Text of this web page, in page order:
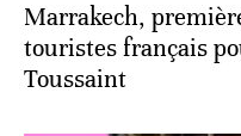
Marrakech,
touristes français
Toussaint